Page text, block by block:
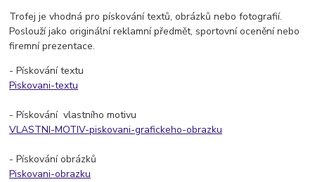
Trofej je vhodná pro pískování textů, obrázků nebo fotografií.
Poslouží jako originální reklamní předmět, sportovní ocenění nebo
firemní prezentace.
- Pískování textu
Piskovani-textu
- Pískování vlastního motivu
VLASTNI-MOTIV-piskovani-grafickeho-obrazku
- Pískování obrázků
Piskovani-obrazku